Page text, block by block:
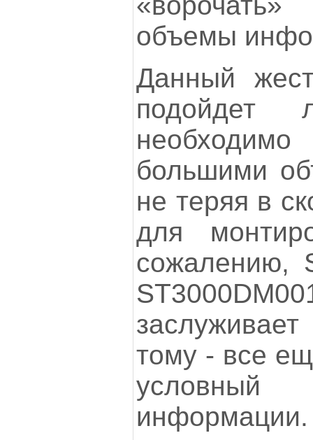
объемы
Данный
подойдет
большими
не теряя в
для
сожалению,
тому - все
информации.